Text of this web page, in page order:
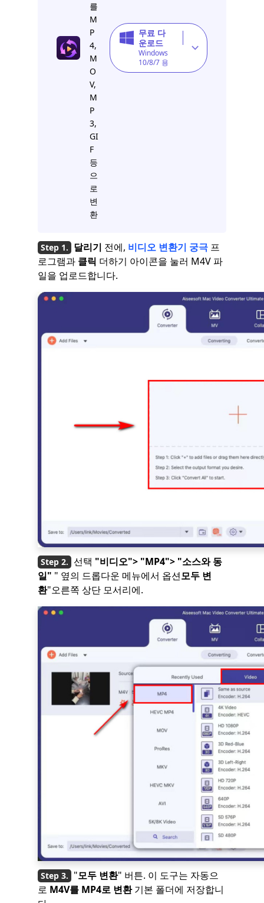
를
M
P
4,
M
O
V,
M
P
3,
GI
F
등
으
로
변
환
무료 다
운로드
Windows
10/8/7 용
달리기 전에, 비디오 변환기 궁극 프
로그램과 클릭 더하기 아이콘을 눌러 M4V 파
일을 업로드합니다.
선택 "비디오"> "MP4"> "소스와 동
일" " 옆의 드롭다운 메뉴에서 옵션모두 변
환"오른쪽 상단 모서리에.
"모두 변환" 버튼. 이 도구는 자동으
로 M4V를 MP4로 변환기본 폴더에 저장합니